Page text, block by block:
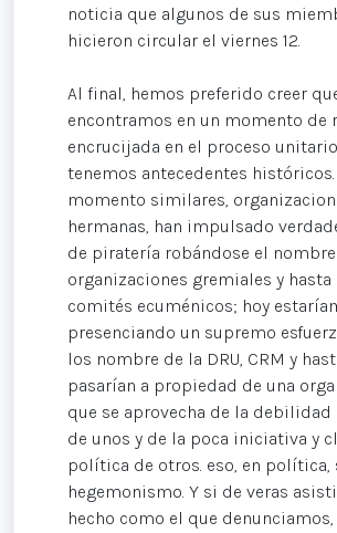
noticia que algunos de sus
hicieron circular el viernes 12.
Al final, hemos preferido creer
encontramos en un momento de
encrucijada en el proceso
tenemos antecedentes históricos.
momento similares,
hermanas, han impulsado
de piratería robándose el
organizaciones gremiales y hasta
comités ecuménicos; hoy
presenciando un supremo
los nombre de la DRU, CRM y
pasarían a propiedad de una
que se aprovecha de la debilidad
de unos y de la poca iniciativa y
política de otros. eso, en política,
hegemonismo. Y si de veras
hecho como el que